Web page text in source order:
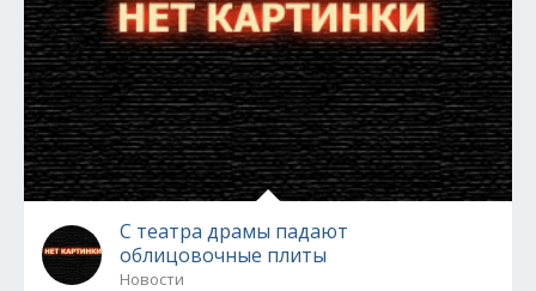
С театра драмы падают
облицовочные плиты
Новости